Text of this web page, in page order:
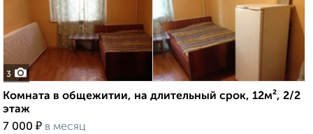
3
Комната в общежитии, на длительный срок, 12м², 2/2
этаж
7 000 ₽ в месяц